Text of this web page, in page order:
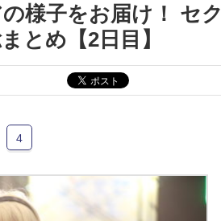
様子をお届け！ セク
とめ【2日目】
4